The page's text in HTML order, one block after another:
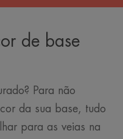
de base
Para não
da sua base, tudo
para as veias na